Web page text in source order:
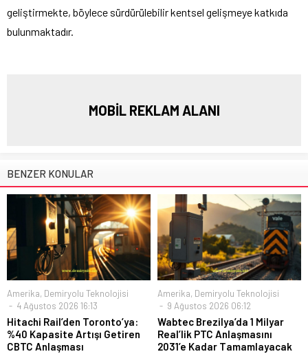
geliştirmekte, böylece sürdürülebilir kentsel gelişmeye katkıda
bulunmaktadır.
MOBİL REKLAM ALANI
BENZER KONULAR
Amerika, Demiryolu Teknolojisi
4 Ağustos 2026 16:13
Hitachi Rail’den Toronto’ya:
%40 Kapasite Artışı Getiren
CBTC Anlaşması
Amerika, Demiryolu Teknolojisi
9 Ağustos 2026 06:12
Wabtec Brezilya’da 1 Milyar
Real’lik PTC Anlaşmasını
2031’e Kadar Tamamlayacak